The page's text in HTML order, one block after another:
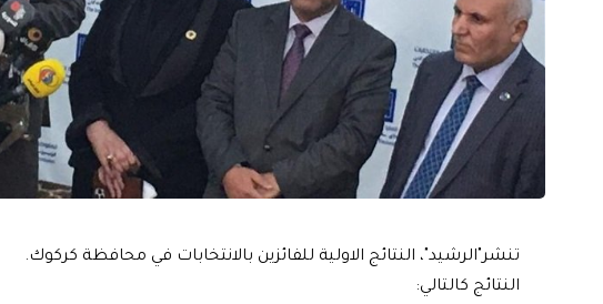
تنشر"الرشيد"، النتائج الاولية للفائزين بالانتخابات في محافظة كركوك.
النتائج كالتالي: